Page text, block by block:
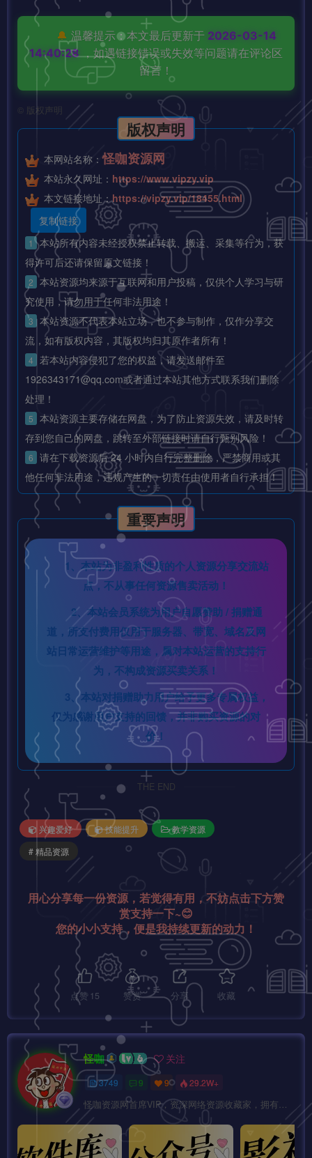
🔔 温馨提示：本文最后更新于 2026-03-14
14:40:28 ，如遇链接错误或失效等问题请在评论区
留言！
版权声明
版权声明
本网站名称：怪咖资源网
本站永久网址： https://www.vipzy.vip
本文链接地址：https://vipzy.vip/18455.html
复制链接
1 本站所有内容未经授权禁止转载、搬运、采集等行为，获
得许可后还请保留原文链接！
2 本站资源均来源于互联网和用户投稿，仅供个人学习与研
究使用，请勿用于任何非法用途！
3 本站资源不代表本站立场，也不参与制作，仅作分享交
流，如有版权内容，其版权均归其原作者所有！
4 若本站内容侵犯了您的权益，请发送邮件至
1926343171@qq.com或者通过本站其他方式联系我们删除
处理！
5 本站资源主要存储在网盘，为了防止资源失效，请及时转
存到您自己的网盘，跳转至外部链接时请自行甄别风险！
6 请在下载资源后 24 小时内自行完整删除，严禁商用或其
他任何非法用途，违规产生的一切责任由使用者自行承担！
重要声明
1、本站为非盈利性质的个人资源分享交流站
点，不从事任何资源售卖活动！
2、本站会员系统为用户自愿赞助 / 捐赠通
道，所支付费用仅用于服务器、带宽、域名及网
站日常运营维护等用途，属对本站运营的支持行
为，不构成资源买卖关系！
3、本站对捐赠助力用户给予更多专属权益，
仅为感谢用户支持的回馈，并非购买资源的对
价！
THE END
兴趣爱好 技能提升
教学资源
# 精品资源
用心分享每一份资源，若觉得有用，不妨点击下方赞
赏支持一下~😊
您的小小支持，便是我持续更新的动力！
点赞 15 赞赏 分享 收藏
怪咖 关注
3749 9 9 29.2W+
怪咖资源网首席VIP，资深网络资源收藏家，拥有本站管理权限，大家在本站遇到任何方面的问题都可以私信我！